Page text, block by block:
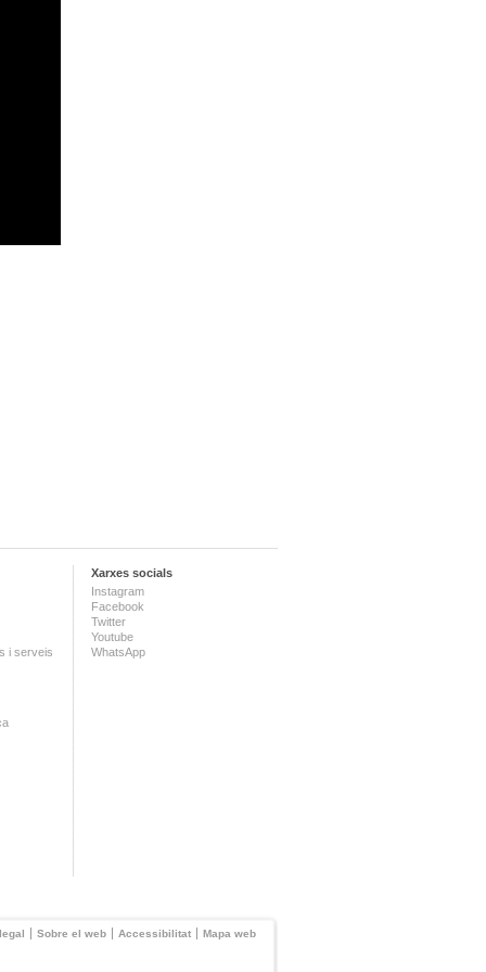
i serveis
Xarxes socials
Instagram
Facebook
Twitter
Youtube
WhatsApp
Sobre el web Accessibilitat Mapa web